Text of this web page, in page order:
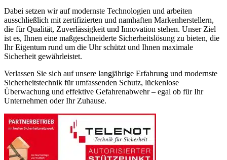
Dabei setzen wir auf modernste Technologien und arbeiten
ausschließlich mit zertifizierten und namhaften Markenherstellern,
die für Qualität, Zuverlässigkeit und Innovation stehen. Unser Ziel
ist es, Ihnen eine maßgeschneiderte Sicherheitslösung zu bieten, die
Ihr Eigentum rund um die Uhr schützt und Ihnen maximale
Sicherheit gewährleistet.
Verlassen Sie sich auf unsere langjährige Erfahrung und modernste
Sicherheitstechnik für umfassenden Schutz, lückenlose
Überwachung und effektive Gefahrenabwehr – egal ob für Ihr
Unternehmen oder Ihr Zuhause.